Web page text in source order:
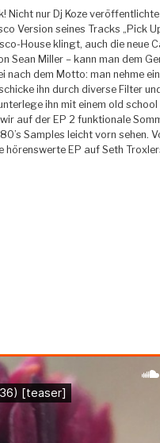
Nicht nur Dj Koze
Version seines Tracks „Pick
House klingt, auch die neue
Sean Miller – kann man dem
nach dem Motto: man nehme
ihn durch diverse Filter
ihn mit einem old
auf der EP 2 funktionale
Samples leicht vorn sehen.
hörenswerte EP auf Seth